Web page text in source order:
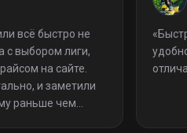
всё быстро не
с выбором лиги,
на сайте.
и заметили
раньше чем
«